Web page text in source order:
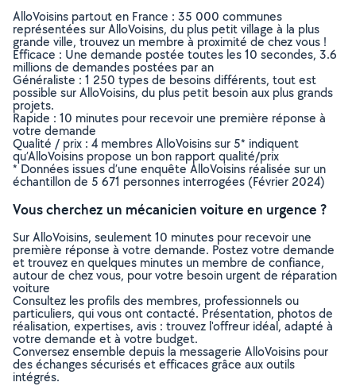
AlloVoisins partout en France : 35 000 communes
représentées sur AlloVoisins, du plus petit village à la plus
grande ville, trouvez un membre à proximité de chez vous !
Efficace : Une demande postée toutes les 10 secondes, 3.6
millions de demandes postées par an
Généraliste : 1 250 types de besoins différents, tout est
possible sur AlloVoisins, du plus petit besoin aux plus grands
projets.
Rapide : 10 minutes pour recevoir une première réponse à
votre demande
Qualité / prix : 4 membres AlloVoisins sur 5* indiquent
qu’AlloVoisins propose un bon rapport qualité/prix
* Données issues d’une enquête AlloVoisins réalisée sur un
échantillon de 5 671 personnes interrogées (Février 2024)
Vous cherchez un mécanicien voiture en urgence ?
Sur AlloVoisins, seulement 10 minutes pour recevoir une
première réponse à votre demande. Postez votre demande
et trouvez en quelques minutes un membre de confiance,
autour de chez vous, pour votre besoin urgent de réparation
voiture
Consultez les profils des membres, professionnels ou
particuliers, qui vous ont contacté. Présentation, photos de
réalisation, expertises, avis : trouvez l'offreur idéal, adapté à
votre demande et à votre budget.
Conversez ensemble depuis la messagerie AlloVoisins pour
des échanges sécurisés et efficaces grâce aux outils
intégrés.